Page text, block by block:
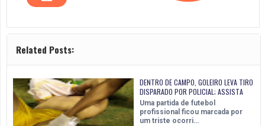
Related Posts:
DENTRO DE CAMPO, GOLEIRO LEVA TIRO
DISPARADO POR POLICIAL; ASSISTA
Uma partida de futebol
profissional ficou marcada por
um triste ocorri…